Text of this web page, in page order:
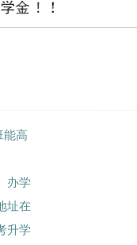
能高
办学
址在
升学